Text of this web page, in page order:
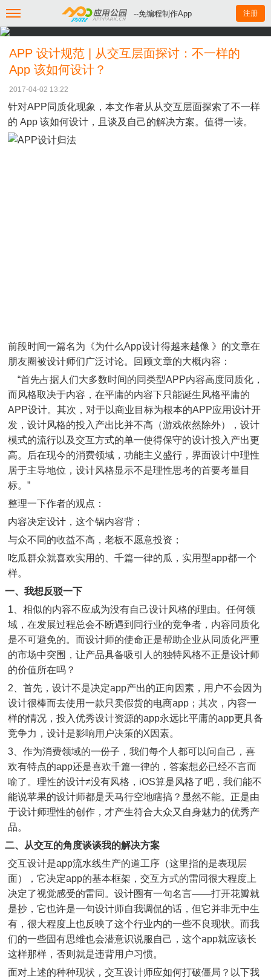
--免编程制作App 注册
APP 设计规范 | 从交互层面探讨：不一样的
App 该如何设计？
2017-04-02 13:22
针对APP同质化现象，本文作者从从交互层面探索了不一样
的 App 该如何设计，且谈及自己的解决方案。值得一读。
前段时间一篇名为《为什么App设计得越来越像 》的文章在
朋友圈被设计师们广泛讨论。回顾文章的大概内容：
“首先占据人们大多数时间的同类型APP内容高度同质化，
而风格取决于内容，在平庸的内容下只能诞生风格平庸的
APP设计。其次，对于以商业目标为根本的APP应用设计开
发，设计风格的投入产出比并不高（游戏依然除外），设计
模式的流行以及交互方式的单一使得保守的设计投入产出更
高。后在现今的消费领域，功能主义盛行，界面设计中理性
居于主导地位，设计风格显示不是理性思考的首要考量目
标。”
整理一下作者的观点：
内容决定设计，这个锅内容背；
与众不同的收益不高，老板不愿意投资；
吃瓜群众就喜欢实用的、千篇一律的瓜，实用型app都一个
样。
一、我想反驳一下
1、相似的内容不应成为没有自己设计风格的理由。任何领
域，在发展过程总会不断遇到同行业的竞争者，内容同质化
是不可避免的。而设计师的使命正是帮助企业从同质化严重
的市场中突围，让产品具备吸引人的独特风格不正是设计师
的价值所在吗？
2、首先，设计不是决定app产出的正向因素，用户不会因为
设计很棒而去使用一款只卖假货的电商app；其次，内容一
样的情况，投入优秀设计资源的app永远比平庸的app更具备
竞争力，设计是影响用户决策的X因素。
3、作为消费领域的一份子，我们每个人都可以问自己，喜
欢有特点的app还是喜欢千篇一律的，答案想必已经不言而
喻了。理性的设计≠没有风格，iOS算是风格了吧，我们能不
能说苹果的设计师都是天马行空地瞎搞？显然不能。正是由
于设计师理性的创作，才产生符合大众又自身魅力的优秀产
品。
二、从交互的角度谈谈我的解决方案
交互设计是app流水线生产的道工序（这里指的是表现层
面），它决定app的基本框架，交互方式的雷同很大程度上
决定了视觉感受的雷同。设计圈有一句名言——打开花瓣就
是抄，它也许是一句设计师自我调侃的话，但它并非无中生
有，很大程度上也反映了这个行业内的一些不良现状。而我
们的一些固有思维也会潜意识说服自己，这个app就应该长
这样那样，否则就是违背用户习惯。
面对上述的种种现状，交互设计师应如何打破僵局？以下我